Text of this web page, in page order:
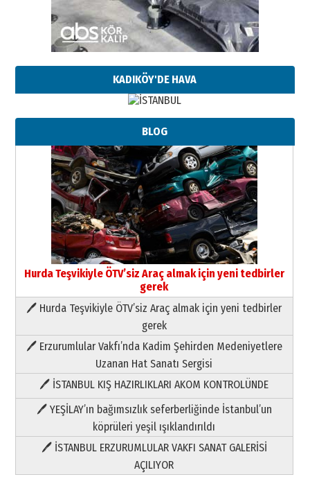
KADIKÖY'DE HAVA
BLOG
Hurda Teşvikiyle ÖTV’siz Araç almak için yeni tedbirler
gerek
🖊 Hurda Teşvikiyle ÖTV’siz Araç almak için yeni tedbirler
gerek
🖊 Erzurumlular Vakfı’nda Kadim Şehirden Medeniyetlere
Uzanan Hat Sanatı Sergisi
🖊 İSTANBUL KIŞ HAZIRLIKLARI AKOM KONTROLÜNDE
🖊 YEŞİLAY’ın bağımsızlık seferberliğinde İstanbul’un
köprüleri yeşil ışıklandırıldı
🖊 İSTANBUL ERZURUMLULAR VAKFI SANAT GALERİSİ
AÇILIYOR
Paranın Aile Kültüründeki Yeri
03 Ağustos 2026 Pazartesi
Yıldırım Gündoğdu
HAVVA’NIN ÜÇ KIZI
09 Temmuz 2026 Perşembe
Yusuf POLAT
Şampiyonluk Sebahattin Şirin’e